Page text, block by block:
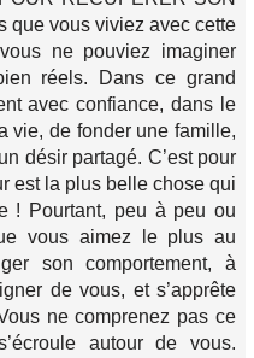
que vous viviez avec cette
ne pouviez imaginer
réels. Dans ce grand
avec confiance, dans le
vie, de fonder une famille,
désir partagé. C’est pour
est la plus belle chose qui
! Pourtant, peu à peu ou
vous aimez le plus au
son comportement, à
de vous, et s’apprête
ne comprenez pas ce
autour de vous.